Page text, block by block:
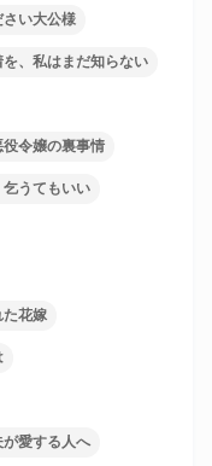
い大公様
、私はまだ知らない
役令嬢の裏事情
うてもいい
た花嫁
が愛する人へ